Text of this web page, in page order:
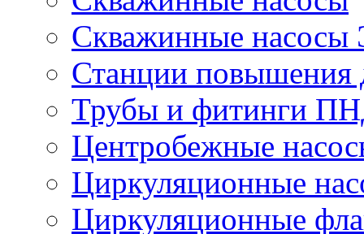
Скважинные
Станции повышения
Трубы и фитинги
Центробежные
Циркуляционные
Циркуляционные